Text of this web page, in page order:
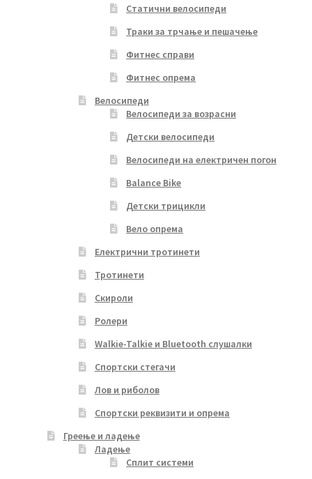
Статични велосипеди
Траки за трчање и пешачење
Фитнес справи
Фитнес опрема
Велосипеди
Велосипеди за возрасни
Детски велосипеди
Велосипеди на електричен погон
Balance Bike
Детски трицикли
Вело опрема
Електрични тротинети
Тротинети
Скироли
Ролери
Walkie-Talkie и Bluetooth слушалки
Спортски стегачи
Лов и риболов
Спортски реквизити и опрема
Греење и ладење
Ладење
Сплит системи